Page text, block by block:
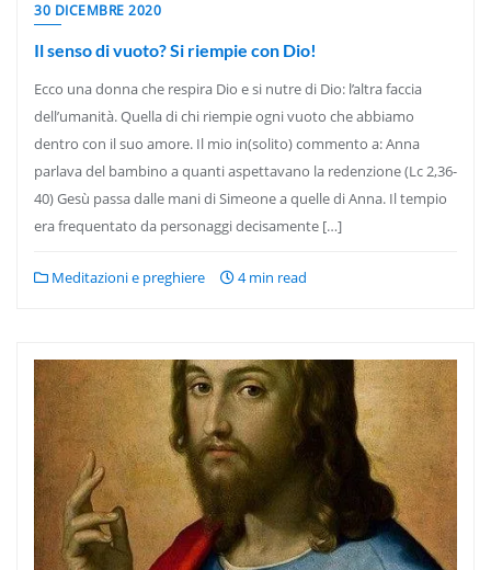
30 DICEMBRE 2020
Il senso di vuoto? Si riempie con Dio!
Ecco una donna che respira Dio e si nutre di Dio: l’altra faccia
dell’umanità. Quella di chi riempie ogni vuoto che abbiamo
dentro con il suo amore. Il mio in(solito) commento a: Anna
parlava del bambino a quanti aspettavano la redenzione (Lc 2,36-
40) Gesù passa dalle mani di Simeone a quelle di Anna. Il tempio
era frequentato da personaggi decisamente […]
Meditazioni e preghiere 4 min read